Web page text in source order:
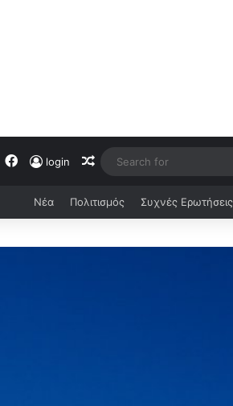
login
Νέα Πολιτισμός Συχνές Ερωτήσεις